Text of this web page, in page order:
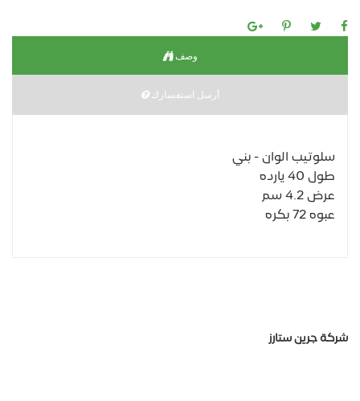
وصف
أرسل استفسارك
سلوتيب الوان - بني
طول 40 يارده
عرض 4.2 سم
عبوه 72 بكره
شركة جرين ستارز